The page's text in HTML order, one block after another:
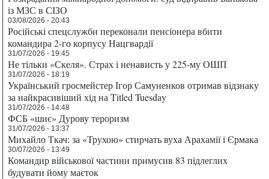
із МЗС в СІЗО
03/08/2026 - 20:43
Російські спецслужби переконали пенсіонера вбити
командира 2-го корпусу Нацгвардії
31/07/2026 - 19:45
Не тільки «Скеля». Страх і ненависть у 225-му ОШП
31/07/2026 - 18:19
Український гросмейстер Ігор Самуненков отримав відзнаку
за найкрасивіший хід на Titled Tuesday
31/07/2026 - 14:48
ФСБ «шиє» Дурову тероризм
31/07/2026 - 13:37
Михайло Ткач: за «Трухою» стирчать вуха Арахамії і Єрмака
30/07/2026 - 13:49
Командир військової частини примусив 83 підлеглих
будувати йому маєток